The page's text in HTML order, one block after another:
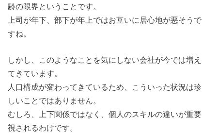
齢の限界ということです。
上司が年下、部下が年上ではお互いに居心地が悪そうで
すね。
しかし、このようなことを気にしない会社が今では増え
てきています。
人口構成が変わってきているため、こういった状況は珍
しいことではありません。
むしろ、上下関係ではなく、個人のスキルの違いが重要
視されるわけです。